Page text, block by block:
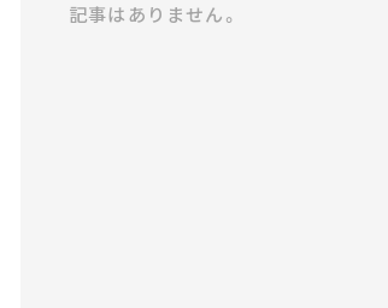
記事はありません。